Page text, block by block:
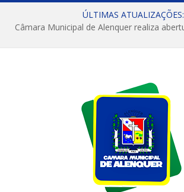
ÚLTIMAS ATUALIZAÇÕES: